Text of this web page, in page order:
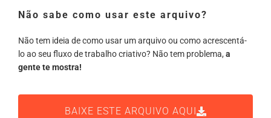
Não sabe como usar este arquivo?
Não tem ideia de como usar um arquivo ou como acrescentá-
lo ao seu fluxo de trabalho criativo? Não tem problema, a
gente te mostra!
BAIXE ESTE ARQUIVO AQUI